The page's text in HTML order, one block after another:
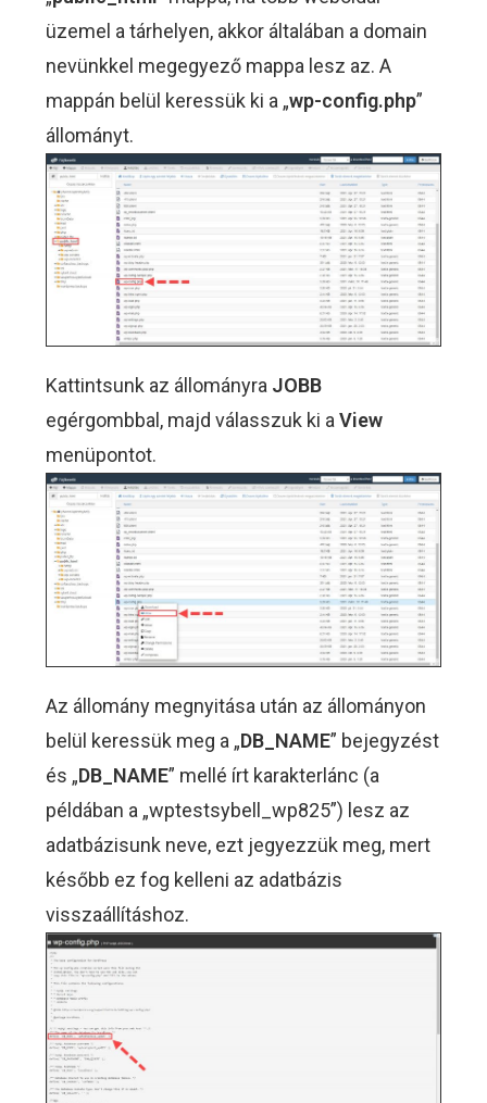
üzemel a tárhelyen, akkor általában a domain
nevünkkel megegyező mappa lesz az. A
mappán belül keressük ki a „wp-config.php”
állományt.
Kattintsunk az állományra JOBB
egérgombbal, majd válasszuk ki aView
menüpontot.
Az állomány megnyitása után az állományon
belül keressük meg a „DB_NAME” bejegyzést
és „DB_NAME” mellé írt karakterlánc (a
példában a „wptestsybell_wp825”) lesz az
adatbázisunk neve, ezt jegyezzük meg, mert
később ez fog kelleni az adatbázis
visszaállításhoz.